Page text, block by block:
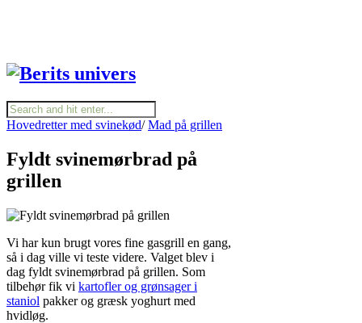
Hovedretter med svinekød/ Mad på grillen
Fyldt svinemørbrad på
grillen
Vi har kun brugt vores fine gasgrill en gang,
så i dag ville vi teste videre. Valget blev i
dag fyldt svinemørbrad på grillen. Som
tilbehør fik vi kartofler og grønsager i
staniol pakker og græsk yoghurt med
hvidløg.